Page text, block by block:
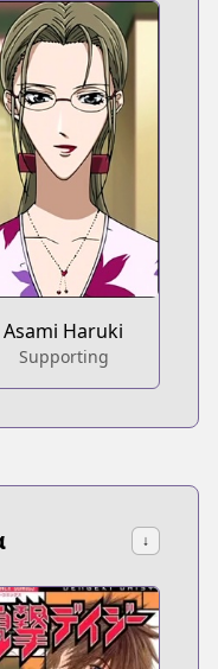
Asami Haruki
Supporting
↓